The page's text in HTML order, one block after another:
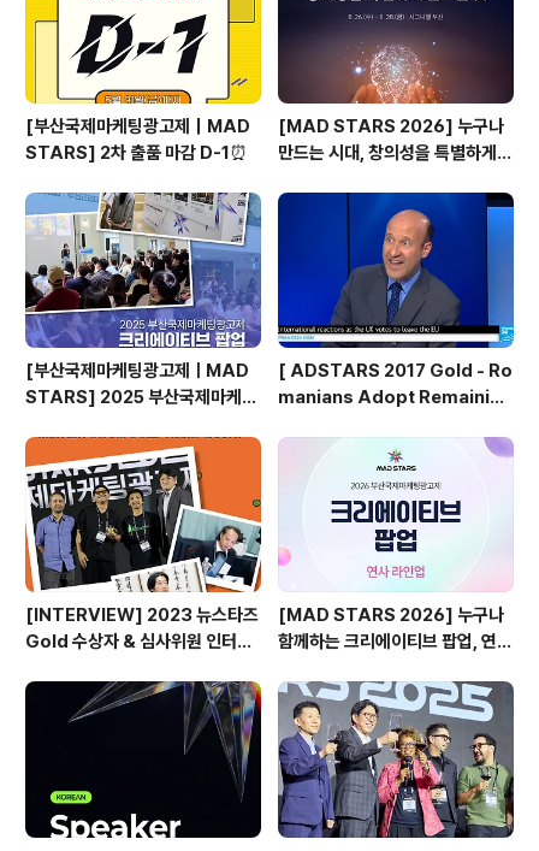
[부산국제마케팅광고제｜MAD
STARS] 2차 출품 마감 D-1⏰
[MAD STARS 2026] 누구나
만드는 시대, 창의성을 특별하게
[부산국제마케팅광고제ㅣMAD
STARS] 2025 부산국제마케팅
기
[ ADSTARS 2017 Gold - Ro
manians Adopt Remainian
[INTERVIEW] 2023 뉴스타즈
Gold 수상자 & 심사위원 인터뷰
[MAD STARS 2026] 누구나
함께하는 크리에이티브 팝업, 연사